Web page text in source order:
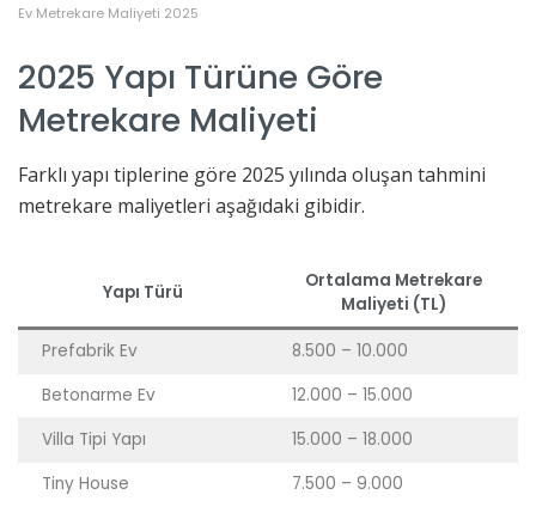
Ev Metrekare Maliyeti 2025
2025 Yapı Türüne Göre
Metrekare Maliyeti
Farklı yapı tiplerine göre 2025 yılında oluşan tahmini
metrekare maliyetleri aşağıdaki gibidir.
Yapı Türü
Ortalama Metrekare
Maliyeti (TL)
Prefabrik Ev
8.500 – 10.000
Betonarme Ev
12.000 – 15.000
Villa Tipi Yapı
15.000 – 18.000
Tiny House
7.500 – 9.000